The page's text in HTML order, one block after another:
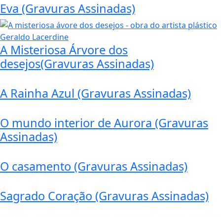
Eva (Gravuras Assinadas)
A Misteriosa Árvore dos
desejos(Gravuras Assinadas)
A Rainha Azul (Gravuras Assinadas)
O mundo interior de Aurora (Gravuras
Assinadas)
O casamento (Gravuras Assinadas)
Sagrado Coração (Gravuras Assinadas)